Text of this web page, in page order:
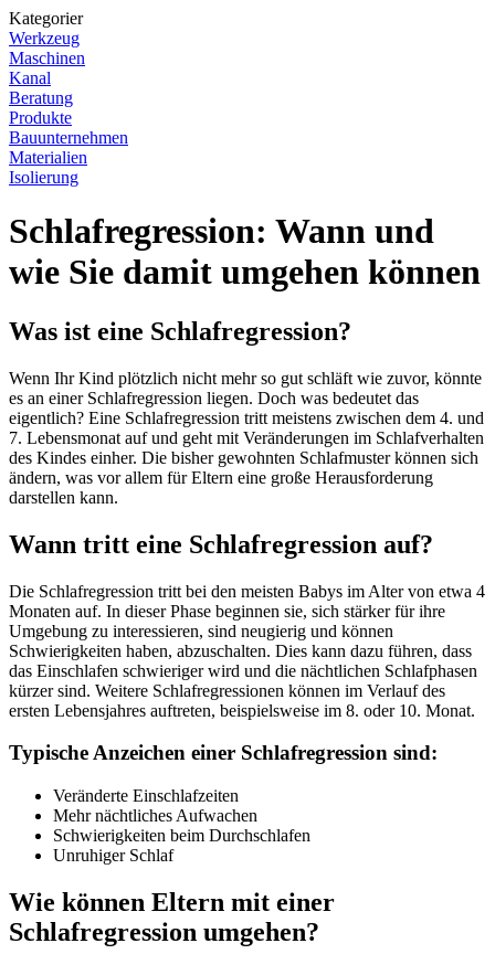
Kategorier
Werkzeug
Maschinen
Kanal
Beratung
Produkte
Bauunternehmen
Materialien
Isolierung
Schlafregression: Wann und
wie Sie damit umgehen können
Was ist eine Schlafregression?
Wenn Ihr Kind plötzlich nicht mehr so gut schläft wie zuvor, könnte
es an einer Schlafregression liegen. Doch was bedeutet das
eigentlich? Eine Schlafregression tritt meistens zwischen dem 4. und
7. Lebensmonat auf und geht mit Veränderungen im Schlafverhalten
des Kindes einher. Die bisher gewohnten Schlafmuster können sich
ändern, was vor allem für Eltern eine große Herausforderung
darstellen kann.
Wann tritt eine Schlafregression auf?
Die Schlafregression tritt bei den meisten Babys im Alter von etwa 4
Monaten auf. In dieser Phase beginnen sie, sich stärker für ihre
Umgebung zu interessieren, sind neugierig und können
Schwierigkeiten haben, abzuschalten. Dies kann dazu führen, dass
das Einschlafen schwieriger wird und die nächtlichen Schlafphasen
kürzer sind. Weitere Schlafregressionen können im Verlauf des
ersten Lebensjahres auftreten, beispielsweise im 8. oder 10. Monat.
Typische Anzeichen einer Schlafregression sind:
Veränderte Einschlafzeiten
Mehr nächtliches Aufwachen
Schwierigkeiten beim Durchschlafen
Unruhiger Schlaf
Wie können Eltern mit einer
Schlafregression umgehen?